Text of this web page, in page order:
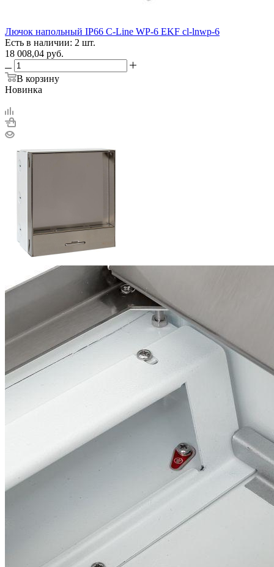
Лючок напольный IP66 С-Line WP-6 EKF cl-lnwp-6
Есть в наличии: 2 шт.
18 008,04 руб.
В корзину
Новинка